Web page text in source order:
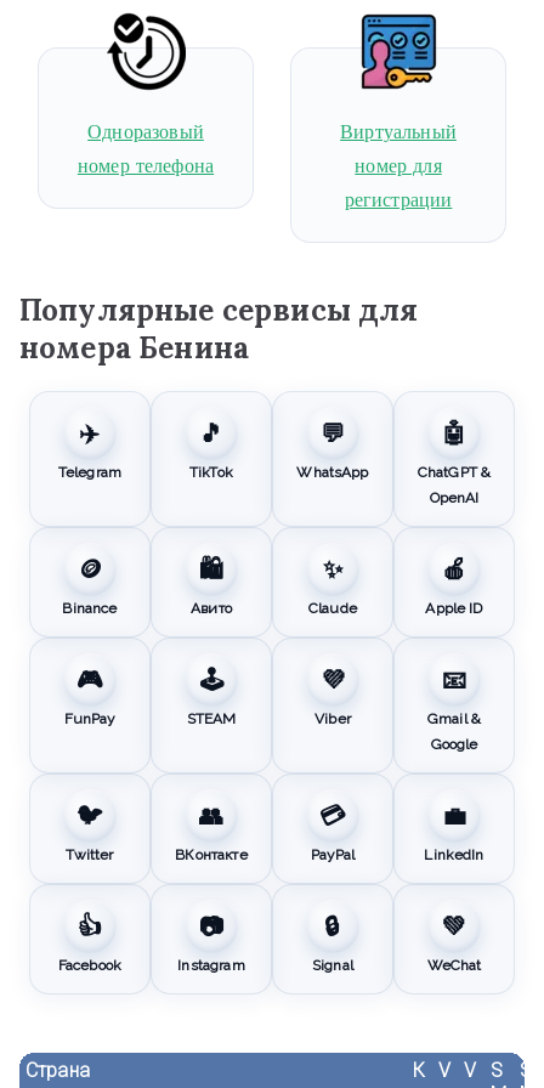
Одноразовый
номер телефона
Виртуальный
номер для
регистрации
Популярные сервисы для
номера Бенина
✈️
Telegram
🎵
TikTok
💬
WhatsApp
🤖
ChatGPT &
OpenAI
🪙
Binance
🛍️
Авито
✨
Claude
🍎
Apple ID
🎮
FunPay
🕹️
STEAM
💜
Viber
📧
Gmail &
Google
🐦
Twitter
👥
ВКонтакте
💳
PayPal
💼
LinkedIn
👍
Facebook
📷
Instagram
🔒
Signal
💚
WeChat
Страна
К V V
S
S